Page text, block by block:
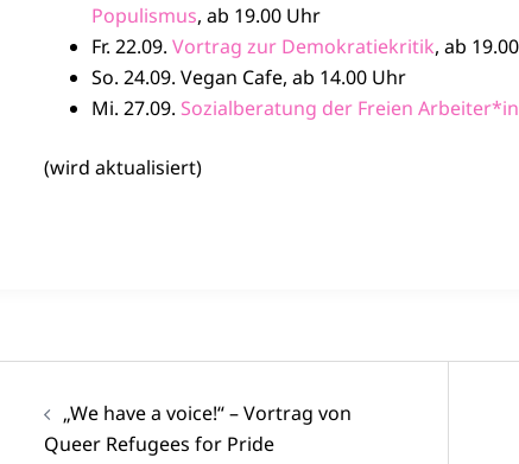
Populismus, ab 19.00 Uhr
Fr. 22.09. Vortrag zur Demokratiekritik, ab
So. 24.09. Vegan Cafe, ab 14.00 Uhr
Mi. 27.09. Sozialberatung der Freien
(wird aktualisiert)
Beitragsnavigation
„We have a voice!“ – Vortrag von
Queer Refugees for Pride